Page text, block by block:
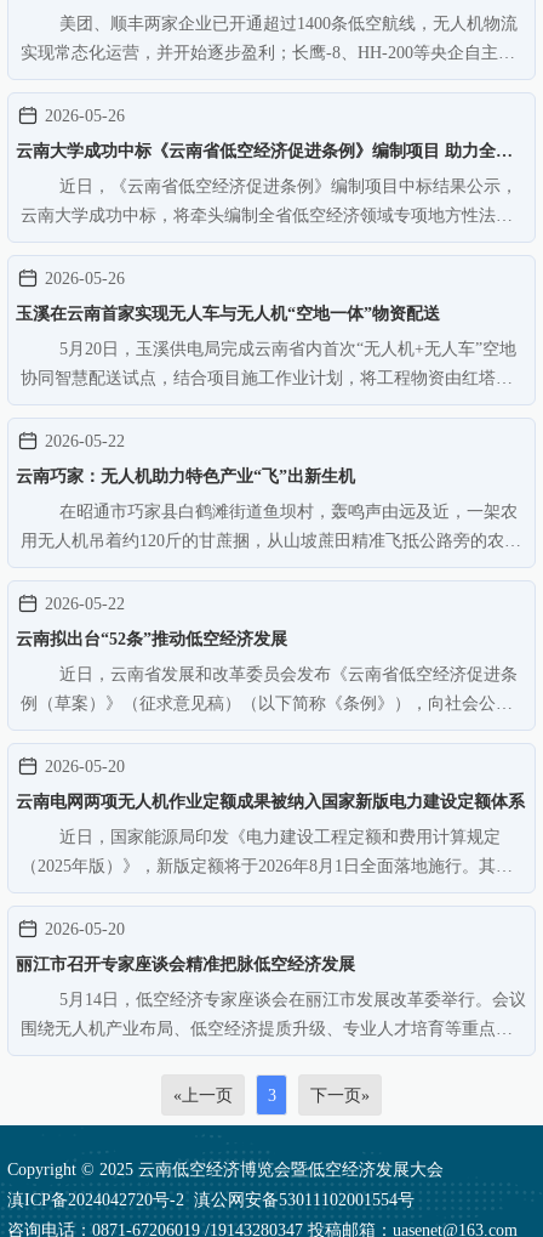
美团、顺丰两家企业已开通超过1400条低空航线，无人机物流
实现常态化运营，并开始逐步盈利；长鹰-8、HH-200等央企自主研
制的大载重、长航程货运无人机完成首飞，以无人机为主导的“干—
支—末”低空物流网络雏形初现……国研新经济研究院创始院长、湾
区低空经济研究院院长…
2026-05-26
云南大学成功中标《云南省低空经济促进条例》编制项目 助力全省
低空经济法治化高质量发展
近日，《云南省低空经济促进条例》编制项目中标结果公示，
云南大学成功中标，将牵头编制全省低空经济领域专项地方性法
规！本次项目由云南省发改委牵头发起，是全省规范、赋能低空经
济发展的关键性法治工程。学校凭借专业的科研能力与成熟的立法
研究方案成功获评第一承接单…
2026-05-26
玉溪在云南首家实现无人车与无人机“空地一体”物资配送
5月20日，玉溪供电局完成云南省内首次“无人机+无人车”空地
协同智慧配送试点，结合项目施工作业计划，将工程物资由红塔周
转仓精准送达华宁县项目施工作业点位，实现物资供应与作业计划
的无缝衔接，标志着云南电网公司物资智能保供迈出关键一步。玉
溪在云南首家实现无人车…
2026-05-22
云南巧家：无人机助力特色产业“飞”出新生机
在昭通市巧家县白鹤滩街道鱼坝村，轰鸣声由远及近，一架农
用无人机吊着约120斤的甘蔗捆，从山坡蔗田精准飞抵公路旁的农用
车上方，稳稳落下。从起飞到卸货，全程仅需一分钟。 巧家县
地处金沙江河谷干热区域，日照充足，孕育出甘蔗、沃柑、芒果等
优质特色农产品。其中，…
2026-05-22
云南拟出台“52条”推动低空经济发展
近日，云南省发展和改革委员会发布《云南省低空经济促进条
例（草案）》（征求意见稿）（以下简称《条例》），向社会公开
征求意见。《条例》共8章52条，从安全监管、应用场景、基础设
施、飞行服务、产业发展、综合保障等方面作出系统规定，为云南
低空经济健康有序发展提供…
2026-05-20
云南电网两项无人机作业定额成果被纳入国家新版电力建设定额体系
近日，国家能源局印发《电力建设工程定额和费用计算规定
（2025年版）》，新版定额将于2026年8月1日全面落地施行。其
中，云南电网有限责任公司（以下简称“云南电网公司”）电力建设
定额站牵头攻坚、独立研究编制的“无人机工地运输”“无人机导引绳
展放”两项定额成果，成…
2026-05-20
丽江市召开专家座谈会精准把脉低空经济发展
5月14日，低空经济专家座谈会在丽江市发展改革委举行。会议
围绕无人机产业布局、低空经济提质升级、专业人才培育等重点工
作展开研讨，为全市低空经济高质量发展精准把脉、描绘蓝
图。 会上，相关部门负责人为北京师范大学风险治理创新研究
中心首席科学家李京，北京师范…
«上一页 3 下一页»
Copyright © 2025 云南低空经济博览会暨低空经济发展大会
滇ICP备2024042720号-2滇公网安备53011102001554号
咨询电话：0871-67206019 /19143280347 投稿邮箱：uasenet@163.com